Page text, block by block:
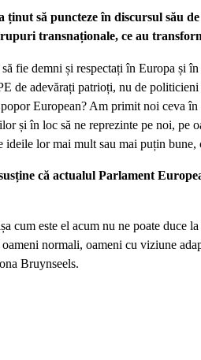
ținut să puncteze în discursul său
transnaționale, ce au
fie demni și respectați în Europa și
de adevărați patrioți, nu de
European? Am primit noi ceva
și în loc să ne reprezinte pe noi, pe
lor mai mult sau mai puțin
că actualul Parlament
cum este el acum nu ne poate
normali, oameni cu viziune
Bruynseels.